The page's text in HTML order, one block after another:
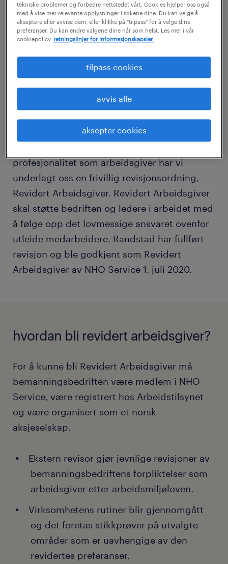
revidert arbeidsgiver.
profesjonalitet som arbeidsgiver har vi
underlagt oss en frivillig revisjonsordning,
Revidert Arbeidsgiver. Revidert Arbeidsgiver
skal støtte bedriften og ledere i arbeidet med
å følge opp det lovmessige ansvaret ovenfor
utleide medarbeidere. Randstad har fullført
revisjon og ble godkjent som Revidert
Arbeidsgiver av NHO Service 1. juli 2020.
hvordan bli revidert arbeidsgiver?
For å kunne bli Revidert Arbeidsgiver må
bemanningsbedriften være medlem i NHO
Service, være registrert hos Arbeidstilsynet
og være organisert som et norsk
aksjeselskap.
Ekstern revisor gjør jevnlige revisjoner av
bemanningsbedriftens forpliktelser som
arbeidsgiver etter arbeidsmiljøloven.
Virksomhetens rutiner blir gjennomgått
og det foretas stikkprøver på utvalgte
områder som er uavhengige av den
revidertes preferanser.
tekniske problemer og forbedre nettstedet vårt. Cookies hjelper oss også
med å vise mer relevante opplysninger i søkene dine. Du kan velge å
akseptere eller avvise dem, eller klikke på "tilpass" for å velge dine
preferanser. Du kan endre valgene dine når som helst. Les mer i vår
cookiepolicy retningslinjer for informasjonskapsler.
tilpass cookies
avvis alle
aksepter cookies